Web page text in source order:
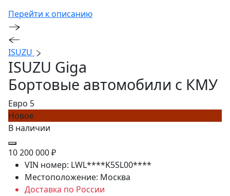
Перейти к описанию
ISUZU
ISUZU Giga
Бортовые автомобили с КМУ
Евро 5
Новое
В наличии
10 200 000 ₽
VIN номер: LWL****K5SL00****
Местоположение: Москва
Доставка по России